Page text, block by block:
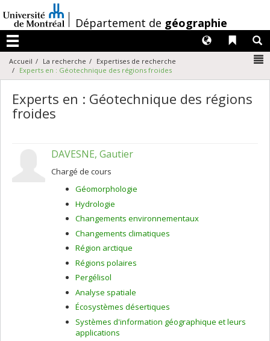
au
contenu
/Département de géographie
Menu
Liens
Langues
Accueil La recherche
Expertises de recherche
Experts en : Géotechnique des régions froides
Experts en : Géotechnique des régions
froides
DAVESNE, Gautier
Chargé de cours
Géomorphologie
Hydrologie
Changements environnementaux
Changements climatiques
Région arctique
Régions polaires
Pergélisol
Analyse spatiale
Écosystèmes désertiques
Systèmes d'information géographique et leurs
applications